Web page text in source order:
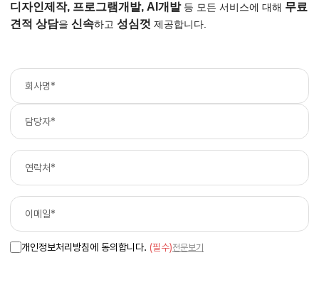
디자인제작, 프로그램개발, AI개발등 모든 서비스에 대해 무료
견적 상담을 신속하고 성심껏 제공합니다.
개인정보처리방침에 동의합니다. (필수)전문보기